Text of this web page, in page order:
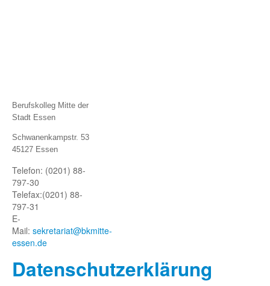
Berufskolleg Mitte der
Stadt Essen
Schwanenkampstr. 53
45127 Essen
Telefon: (0201) 88-
797-30
Telefax:(0201) 88-
797-31
E-
Mail: sekretariat@bkmitte-
essen.de
Datenschutzerklärung